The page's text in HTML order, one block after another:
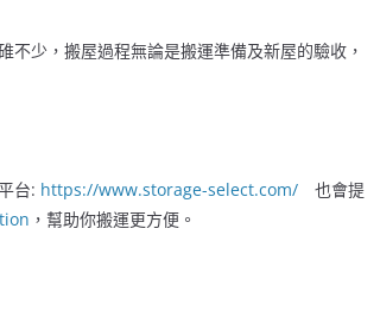
少，搬屋過程無論是搬運準備及新屋的驗收，
台: https://www.storage-select.com/ 也會提
，幫助你搬運更方便。